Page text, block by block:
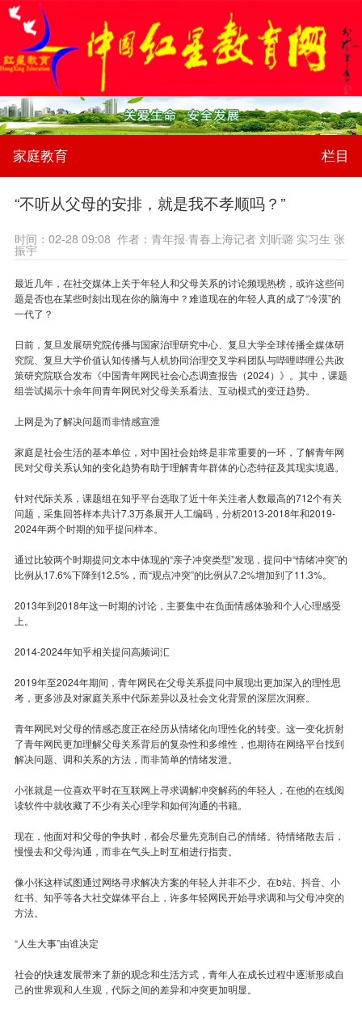
家庭教育 栏目
“不听从父母的安排，就是我不孝顺吗？”
时间：02-28 09:08 作者：青年报·青春上海记者 刘昕璐 实习生 张
振宇
最近几年，在社交媒体上关于年轻人和父母关系的讨论频现热榜，或许这些问
题是否也在某些时刻出现在你的脑海中？难道现在的年轻人真的成了“冷漠”的
一代了？
日前，复旦发展研究院传播与国家治理研究中心、复旦大学全球传播全媒体研
究院、复旦大学价值认知传播与人机协同治理交叉学科团队与哔哩哔哩公共政
策研究院联合发布《中国青年网民社会心态调查报告（2024）》。其中，课题
组尝试揭示十余年间青年网民对父母关系看法、互动模式的变迁趋势。
上网是为了解决问题而非情感宣泄
家庭是社会生活的基本单位，对中国社会始终是非常重要的一环，了解青年网
民对父母关系认知的变化趋势有助于理解青年群体的心态特征及其现实境遇。
针对代际关系，课题组在知乎平台选取了近十年关注者人数最高的712个有关
问题，采集回答样本共计7.3万条展开人工编码，分析2013-2018年和2019-
2024年两个时期的知乎提问样本。
通过比较两个时期提问文本中体现的“亲子冲突类型”发现，提问中“情绪冲突”的
比例从17.6%下降到12.5%，而“观点冲突”的比例从7.2%增加到了11.3%。
2013年到2018年这一时期的讨论，主要集中在负面情感体验和个人心理感受
上。
2014-2024年知乎相关提问高频词汇
2019年至2024年期间，青年网民在父母关系提问中展现出更加深入的理性思
考，更多涉及对家庭关系中代际差异以及社会文化背景的深层次洞察。
青年网民对父母的情感态度正在经历从情绪化向理性化的转变。这一变化折射
了青年网民更加理解父母关系背后的复杂性和多维性，也期待在网络平台找到
解决问题、调和关系的方法，而非简单的情绪发泄。
小张就是一位喜欢平时在互联网上寻求调解冲突解药的年轻人，在他的在线阅
读软件中就收藏了不少有关心理学和如何沟通的书籍。
现在，他面对和父母的争执时，都会尽量先克制自己的情绪。待情绪散去后，
慢慢去和父母沟通，而非在气头上时互相进行指责。
像小张这样试图通过网络寻求解决方案的年轻人并非不少。在b站、抖音、小
红书、知乎等各大社交媒体平台上，许多年轻网民开始寻求调和与父母冲突的
方法。
“人生大事”由谁决定
社会的快速发展带来了新的观念和生活方式，青年人在成长过程中逐渐形成自
己的世界观和人生观，代际之间的差异和冲突更加明显。